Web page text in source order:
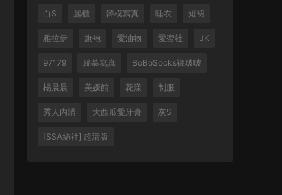
白S 麗櫃 韓模寫真 睡衣 短裙
雅拉伊 旗袍 愛油物 愛蜜社 JK
97179 絲慕寫真 BoBoSocks襪啵啵
楊晨晨 美媛館 花漾 制服
秀人内購 大西瓜愛牙膏 灰S
[SSA絲社] 超清版